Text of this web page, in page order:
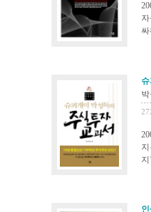
싸